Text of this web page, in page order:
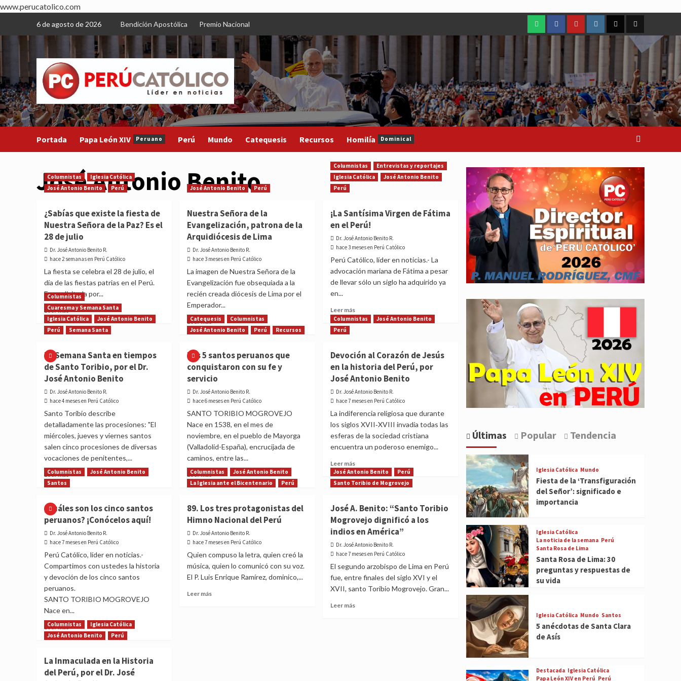
www.perucatolico.com
content
6 de agosto de 2026 Bendición Apostólica Premio Nacional
WhatsAppFacebookYoutubeInstagram
X TikTok
Portada Papa León XIV Peruano Perú Mundo Catequesis Recursos Homilía Dominical
José Antonio Benito
Columnistas
Iglesia Católica
José Antonio Benito
Perú
¿Sabías que existe la fiesta de
Nuestra Señora de la Paz? Es el
28 de julio
Dr. José Antonio Benito R.
hace 2 semanas en Perú Católico
La fiesta se celebra el 28 de julio, el
día de las fiestas patrias en el Perú.
Fue solicitada por...
Leer másRead
more
about
existe
la
fiesta
Nuestra
Señora
de
la
Paz?
28
de
José Antonio Benito Perú
Nuestra Señora de la
Evangelización, patrona de la
Arquidiócesis de Lima
Dr. José Antonio Benito R.
hace 3 meses en Perú Católico
La imagen de Nuestra Señora de la
Evangelización fue obsequiada a la
recién creada diócesis de Lima por el
Emperador...
Leer másRead
more
Señora
de
la
la
Arquidiócesis
de
Lima
Columnistas
Entrevistas y reportajes
Iglesia Católica
José Antonio Benito
Perú
¡La Santísima Virgen de Fátima
en el Perú!
Dr. José Antonio Benito R.
hace 3 meses en Perú Católico
Perú Católico, líder en noticias.- La
advocación mariana de Fátima a pesar
de llevar sólo un siglo ha adquirido ya
en...
Leer másRead
more
Virgen
de
Fátima
el
Perú!
Columnistas
Cuaresma y Semana Santa
Iglesia Católica
José Antonio Benito
Perú
Semana Santa
La Semana Santa en tiempos
de Santo Toribio, por el Dr.
José Antonio Benito
Dr. José Antonio Benito R.
hace 4 meses en Perú Católico
Santo Toribio describe
detalladamente las procesiones: "El
miércoles, jueves y viernes santos
salen cinco procesiones de diversas
vocaciones de penitentes,...
Leer másRead
Semana
Santa
en
tiempos
Santo
Toribio,
por
el
Dr.
Benito
Catequesis
Columnistas
José Antonio Benito
Perú Recursos
Los 5 santos peruanos que
conquistaron con su fe y
servicio
Dr. José Antonio Benito R.
hace 6 meses en Perú Católico
SANTO TORIBIO MOGROVEJO
Nace en 1538, en el mes de
noviembre, en el pueblo de Mayorga
(Valladolid-España), encrucijada de
caminos, entre las...
Leer másRead
more
5
santos
peruanos
que
con
su
fe
Columnistas
José Antonio Benito
Perú
Devoción al Corazón de Jesús
en la historia del Perú, por
José Antonio Benito
Dr. José Antonio Benito R.
hace 7 meses en Perú Católico
La indiferencia religiosa que durante
los siglos XVII‑XVIII invadía todas las
esferas de la sociedad cristiana
encuentra un poderoso enemigo...
Leer másRead
more
about
Corazón
de
Jesús
la
historia
del
Perú,
por
Antonio
Columnistas
José Antonio Benito
Santos
¿Cuáles son los cinco santos
peruanos? ¡Conócelos aquí!
Dr. José Antonio Benito R.
hace 7 meses en Perú Católico
Perú Católico, líder en noticias.-
Compartimos con ustedes la historia
y devoción de los cinco santos
peruanos.
SANTO TORIBIO MOGROVEJO
Nace en...
Leer másRead
more
son
los
Columnistas
José Antonio Benito
La Iglesia ante el Bicentenario
Perú
89. Los tres protagonistas del
Himno Nacional del Perú
Dr. José Antonio Benito R.
hace 7 meses en Perú Católico
Quien compuso la letra, quien creó la
música, quien lo comunicó con su voz.
El P. Luis Enrique Ramírez, dominico,...
Leer más
José Antonio Benito
Perú
Santo Toribio de Mogrovejo
José A. Benito: “Santo Toribio
Mogrovejo dignificó a los
indios en América”
Dr. José Antonio Benito R.
hace 7 meses en Perú Católico
El segundo arzobispo de Lima en Perú
fue, entre finales del siglo XVI y el
XVII, santo Toribio Mogrovejo. Gran...
Leer másRead
Columnistas
Iglesia Católica
José Antonio Benito
Perú
La Inmaculada en la Historia
del Perú, por el Dr. José
Últimas Popular Tendencia
Iglesia Católica Mundo
Fiesta de la ‘Transfiguración
del Señor’: significado e
importancia
Iglesia Católica
La noticia de la semana Perú
Santa Rosa de Lima
Santa Rosa de Lima: 30
preguntas y respuestas de
su vida
Iglesia Católica Mundo Santos
5 anécdotas de Santa Clara
de Asís
Destacada Iglesia Católica
Papa León XIV en Perú Perú